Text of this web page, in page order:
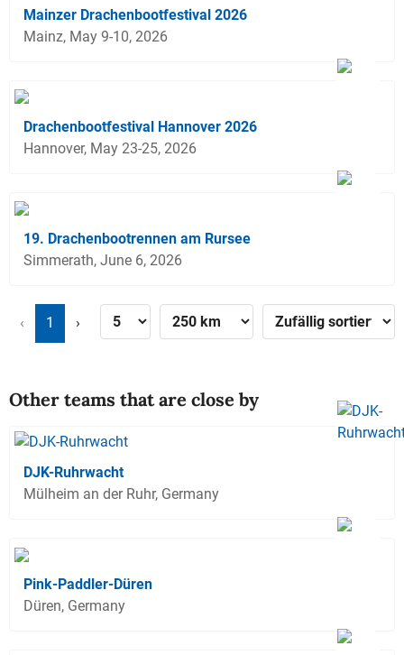
Mainzer Drachenbootfestival 2026
Mainz, May 9-10, 2026
Drachenbootfestival Hannover 2026
Hannover, May 23-25, 2026
19. Drachenbootrennen am Rursee
Simmerath, June 6, 2026
‹ 1 ›
Other teams that are close by
DJK-Ruhrwacht
Mülheim an der Ruhr, Germany
Pink-Paddler-Düren
Düren, Germany